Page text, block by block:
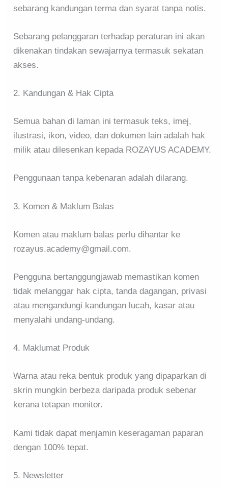
sebarang kandungan terma dan syarat tanpa notis.
Sebarang pelanggaran terhadap peraturan ini akan
dikenakan tindakan sewajarnya termasuk sekatan
akses.
2. Kandungan & Hak Cipta
Semua bahan di laman ini termasuk teks, imej,
ilustrasi, ikon, video, dan dokumen lain adalah hak
milik atau dilesenkan kepada ROZAYUS ACADEMY.
Penggunaan tanpa kebenaran adalah dilarang.
3. Komen & Maklum Balas
Komen atau maklum balas perlu dihantar ke
rozayus.academy@gmail.com.
Pengguna bertanggungjawab memastikan komen
tidak melanggar hak cipta, tanda dagangan, privasi
atau mengandungi kandungan lucah, kasar atau
menyalahi undang-undang.
4. Maklumat Produk
Warna atau reka bentuk produk yang dipaparkan di
skrin mungkin berbeza daripada produk sebenar
kerana tetapan monitor.
Kami tidak dapat menjamin keseragaman paparan
dengan 100% tepat.
5. Newsletter